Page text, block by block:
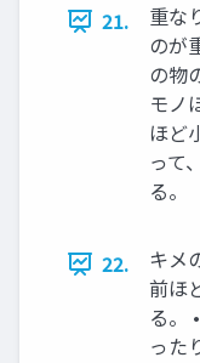
21.
重な
のが
の物
モノ
ほど
って
る。
22.
キメ
前ほ
る。
った